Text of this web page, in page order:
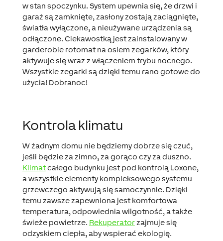
w stan spoczynku. System upewnia się, że drzwi i
garaż są zamknięte, zasłony zostają zaciągnięte,
światła wyłączone, a nieużywane urządzenia są
odłączone. Ciekawostką jest zainstalowany w
garderobie rotomat na osiem zegarków, który
aktywuje się wraz z włączeniem trybu nocnego.
Wszystkie zegarki są dzięki temu rano gotowe do
użycia! Dobranoc!
Kontrola klimatu
W żadnym domu nie będziemy dobrze się czuć,
jeśli będzie za zimno, za gorąco czy za duszno.
Klimatcałego budynku jest pod kontrolą Loxone,
a wszystkie elementy kompleksowego systemu
grzewczego aktywują się samoczynnie. Dzięki
temu zawsze zapewniona jest komfortowa
temperatura, odpowiednia wilgotność, a także
świeże powietrze. Rekuperatorzajmuje się
odzyskiem ciepła, aby wspierać ekologię.